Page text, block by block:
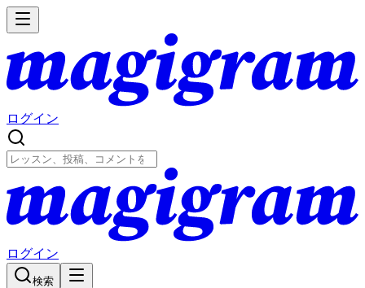
ログイン
ログイン
検索